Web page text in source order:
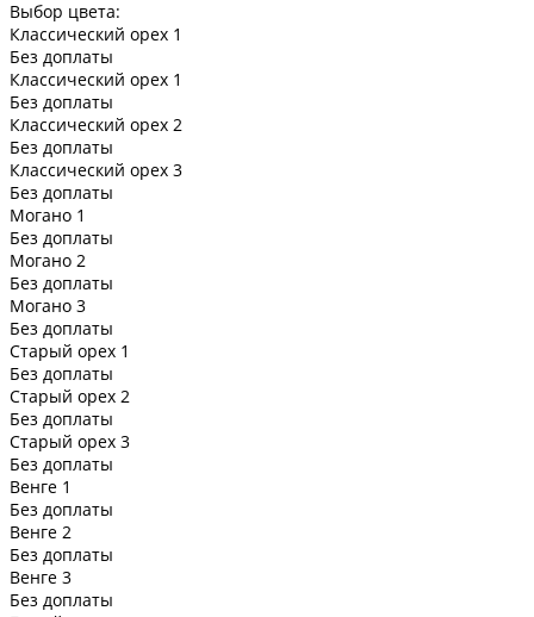
Выбор цвета:
Классический орех 1
Без доплаты
Классический орех 1
Без доплаты
Классический орех 2
Без доплаты
Классический орех 3
Без доплаты
Могано 1
Без доплаты
Могано 2
Без доплаты
Могано 3
Без доплаты
Старый орех 1
Без доплаты
Старый орех 2
Без доплаты
Старый орех 3
Без доплаты
Венге 1
Без доплаты
Венге 2
Без доплаты
Венге 3
Без доплаты